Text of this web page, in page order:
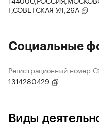
Г,СОВЕТСКАЯ УЛ,26А
Социальные
Регистрационный номер
1314280429
Виды